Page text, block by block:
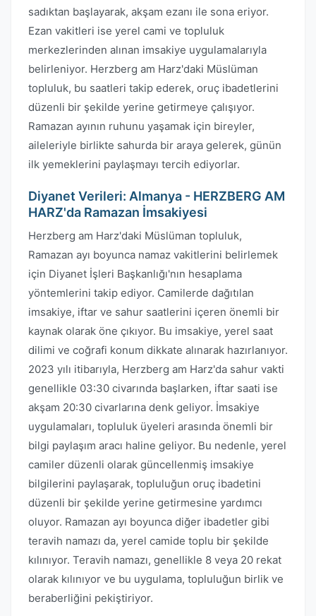
sadıktan başlayarak, akşam ezanı ile sona eriyor.
Ezan vakitleri ise yerel cami ve topluluk
merkezlerinden alınan imsakiye uygulamalarıyla
belirleniyor. Herzberg am Harz'daki Müslüman
topluluk, bu saatleri takip ederek, oruç ibadetlerini
düzenli bir şekilde yerine getirmeye çalışıyor.
Ramazan ayının ruhunu yaşamak için bireyler,
aileleriyle birlikte sahurda bir araya gelerek, günün
ilk yemeklerini paylaşmayı tercih ediyorlar.
Diyanet Verileri: Almanya - HERZBERG AM
HARZ'da Ramazan İmsakiyesi
Herzberg am Harz'daki Müslüman topluluk,
Ramazan ayı boyunca namaz vakitlerini belirlemek
için Diyanet İşleri Başkanlığı'nın hesaplama
yöntemlerini takip ediyor. Camilerde dağıtılan
imsakiye, iftar ve sahur saatlerini içeren önemli bir
kaynak olarak öne çıkıyor. Bu imsakiye, yerel saat
dilimi ve coğrafi konum dikkate alınarak hazırlanıyor.
2023 yılı itibarıyla, Herzberg am Harz'da sahur vakti
genellikle 03:30 civarında başlarken, iftar saati ise
akşam 20:30 civarlarına denk geliyor. İmsakiye
uygulamaları, topluluk üyeleri arasında önemli bir
bilgi paylaşım aracı haline geliyor. Bu nedenle, yerel
camiler düzenli olarak güncellenmiş imsakiye
bilgilerini paylaşarak, topluluğun oruç ibadetini
düzenli bir şekilde yerine getirmesine yardımcı
oluyor. Ramazan ayı boyunca diğer ibadetler gibi
teravih namazı da, yerel camide toplu bir şekilde
kılınıyor. Teravih namazı, genellikle 8 veya 20 rekat
olarak kılınıyor ve bu uygulama, topluluğun birlik ve
beraberliğini pekiştiriyor.